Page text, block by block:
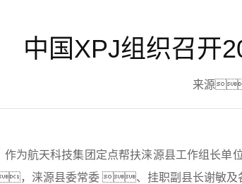
中国XPJ组织召开
来源
航天科技集团定点帮扶涞源县工作组长单
，涞源县委常委 、挂职副县长谢敏及